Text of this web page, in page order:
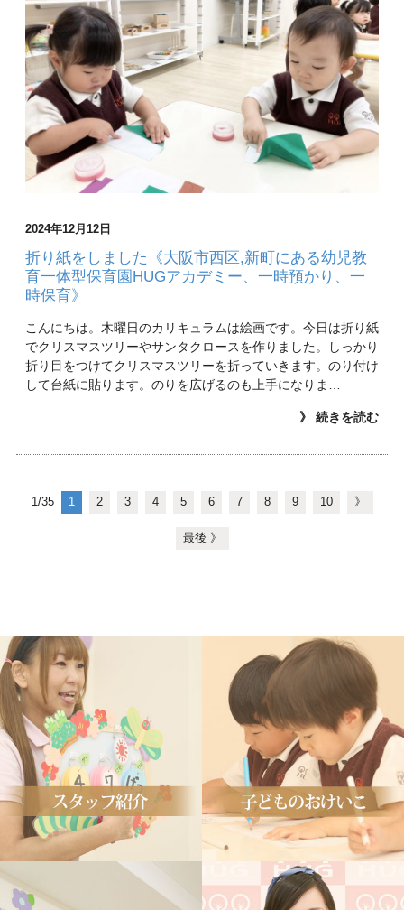
2024年12月12日
折り紙をしました《大阪市西区,新町にある幼児教
育一体型保育園HUGアカデミー、一時預かり、一
時保育》
こんにちは。木曜日のカリキュラムは絵画です。今日は折り紙
でクリスマスツリーやサンタクロースを作りました。しっかり
折り目をつけてクリスマスツリーを折っていきます。のり付け
して台紙に貼ります。のりを広げるのも上手になりま…
》 続きを読む
1/35 1 2 3 4 5 6 7 8 9 10 》
最後 》